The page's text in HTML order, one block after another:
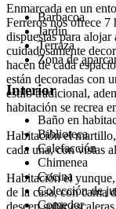
Enmarcada en un
Ferreros nos ofrece 7
dispuestas para alojar
cuidadosamente
hacen de cada
están decoradas con
estilo tradicional,
habitación se recrea
Habitación el
cada una, con vistas
Habitación el
de la casa, con cama
deseen subir
Barbacoa
Jardín
Terraza
Zona de
Interior
Baño en
Biblioteca
Calefacción
Chimenea
Cocina
Colección de
Comedor